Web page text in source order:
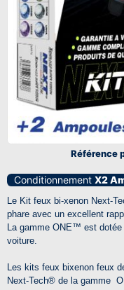
Référence
Conditionnement X2
Le Kit feux bi-xenon Next-
phare avec un excellent
La gamme ONE™ est
voiture.
Les kits feux bixenon feux
Next-Tech® de la gamme